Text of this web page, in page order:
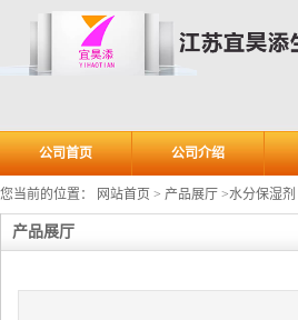
公司首页 公司介绍
您当前的位置： 网站首页 > 产品展厅 >水分保湿剂
产品展厅